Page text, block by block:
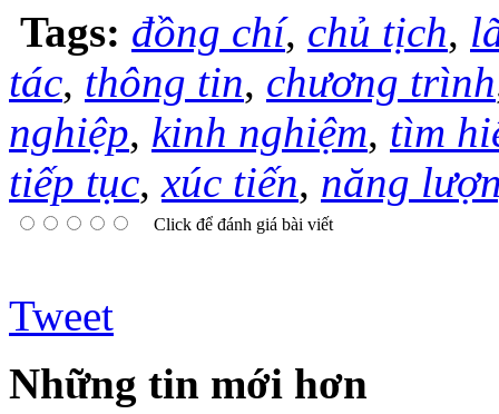
Tags: đồng chí, chủ tịch,
tác, thông tin, chương trình
nghiệp, kinh nghiệm, tìm
tiếp tục,xúc tiến, năng
Click để đánh giá bài viết
Tweet
Những tin mới hơn